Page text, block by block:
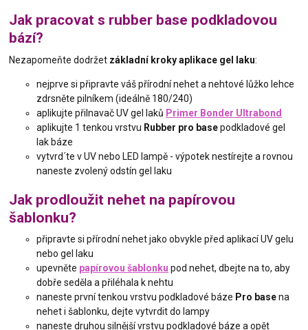
Jak pracovat s rubber base podkladovou
bází?
Nezapomeňte dodržet základní kroky aplikace gel laku:
nejprve si připravte váš přírodní nehet a nehtové lůžko lehce
zdrsněte pilníkem (ideálně 180/240)
aplikujte přilnavač UV gel laků Primer Bonder Ultrabond
aplikujte 1 tenkou vrstvu Rubber pro basepodkladové gel
lak báze
vytvrd´te v UV nebo LED lampě - výpotek nestírejte a rovnou
naneste zvolený odstín gel laku
Jak prodloužit nehet na papírovou
šablonku?
připravte si přírodní nehet jako obvykle před aplikací UV gelu
nebo gel laku
upevněte papírovou šablonku pod nehet, dbejte na to, aby
dobře seděla a přiléhala k nehtu
naneste první tenkou vrstvu podkladové báze Pro basena
nehet i šablonku, dejte vytvrdit do lampy
naneste druhou silnější vrstvu podkladové báze a opět